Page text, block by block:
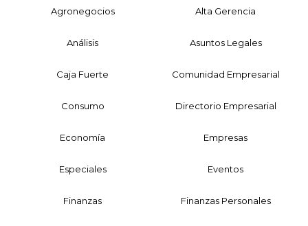
Agronegocios Alta Gerencia
Análisis Asuntos Legales
Caja Fuerte Comunidad Empresarial
Consumo Directorio Empresarial
Economía Empresas
Especiales Eventos
Finanzas Finanzas Personales